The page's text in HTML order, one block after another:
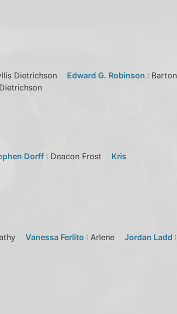
Dietrichson Edward G. Robinson : Barton
Dorff : Deacon Frost Kris
Vanessa Ferlito : Arlene Jordan Ladd :